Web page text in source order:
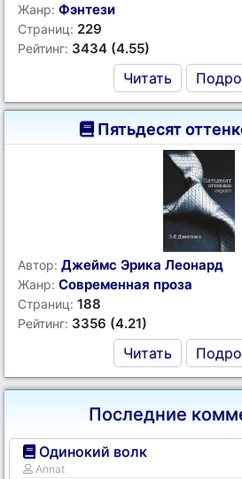
Жанр: Фэнтези
Страниц: 229
Рейтинг: 3434 (4.55)
Читать
Пятьдесят
Автор: Джеймс Эрика Леонард
Жанр: Современная проза
Страниц: 188
Рейтинг: 3356 (4.21)
Читать
Последние
Одинокий волк
Annat